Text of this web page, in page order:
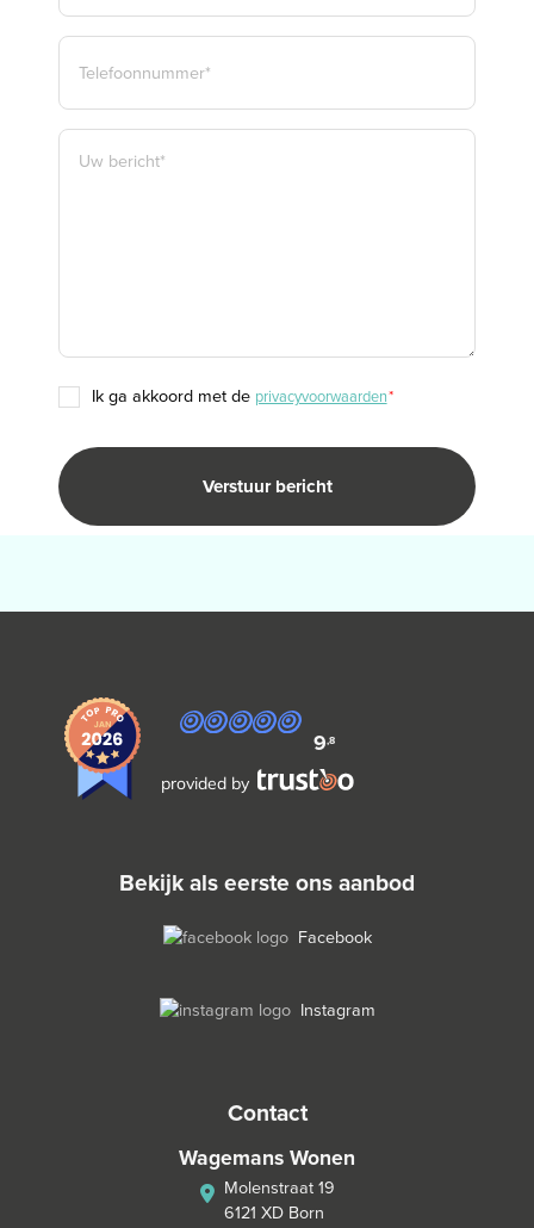
TELEFOON
BERICHT
TOESTEMMING
ik ga akkoord met de privacyvoorwaarden*
9,8
provided by
bekijk als eerste ons aanbod
Facebook
Instagram
contact
Wagemans Wonen
Molenstraat 19
6121 XD Born